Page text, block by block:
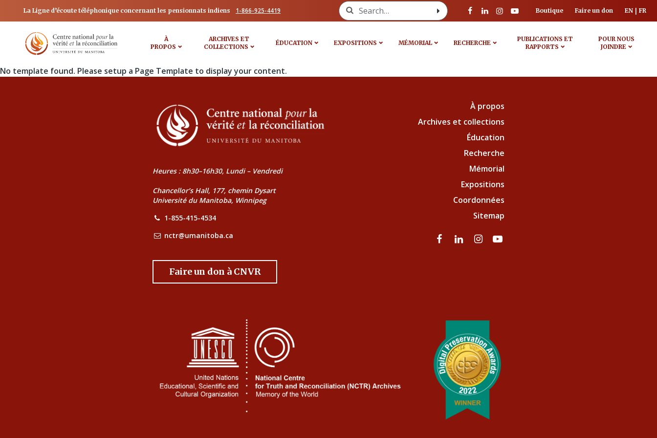
La Ligne d’écoute téléphonique concernant les pensionnats indiens 1-866-925-4419 Search for: Boutique Faire un don EN FR
À
PROPOS
ARCHIVES ET
COLLECTIONS
ÉDUCATION EXPOSITIONS MÉMORIAL RECHERCHE
PUBLICATIONS ET
RAPPORTS
POUR NOUS
JOINDRE
No template found. Please setup a Page Template to display your content.
Heures : 8h30–16h30, Lundi – Vendredi
Chancellor’s Hall, 177, chemin Dysart
Université du Manitoba, Winnipeg
1-855-415-4534
nctr@umanitoba.ca
Faire un don à CNVR
À propos
Archives et collections
Éducation
Recherche
Mémorial
Expositions
Coordonnées
Sitemap